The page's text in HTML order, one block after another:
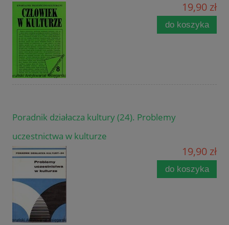
19,90 zł
do koszyka
Poradnik działacza kultury (24). Problemy
uczestnictwa w kulturze
19,90 zł
do koszyka